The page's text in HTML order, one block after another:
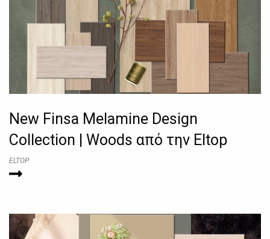
New Finsa Melamine Design
Collection | Woods από την Eltop
ELTOP